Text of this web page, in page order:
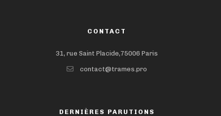
CONTACT
31, rue Saint Placide,75006 Paris
contact@trames.pro
DERNIÈRES PARUTIONS